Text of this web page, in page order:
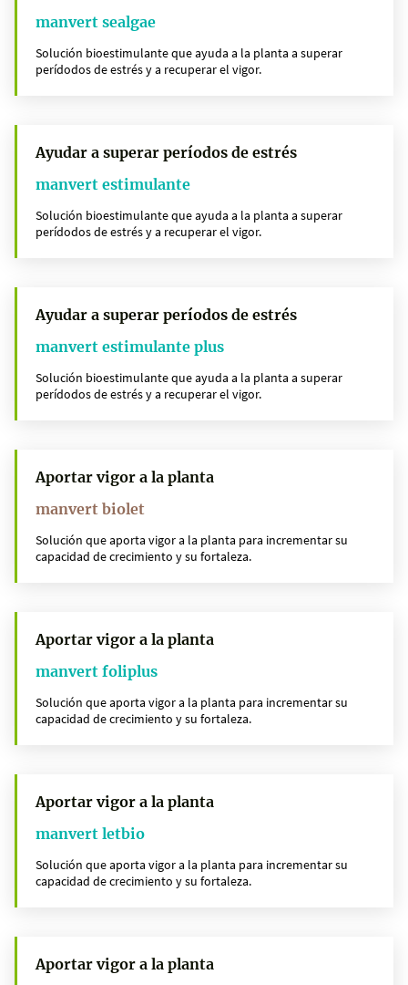
manvert sealgae
Solución bioestimulante que ayuda a la planta a superar
perídodos de estrés y a recuperar el vigor.
Ayudar a superar períodos de estrés
manvert estimulante
Solución bioestimulante que ayuda a la planta a superar
perídodos de estrés y a recuperar el vigor.
Ayudar a superar períodos de estrés
manvert estimulante plus
Solución bioestimulante que ayuda a la planta a superar
perídodos de estrés y a recuperar el vigor.
Aportar vigor a la planta
manvert biolet
Solución que aporta vigor a la planta para incrementar su
capacidad de crecimiento y su fortaleza.
Aportar vigor a la planta
manvert foliplus
Solución que aporta vigor a la planta para incrementar su
capacidad de crecimiento y su fortaleza.
Aportar vigor a la planta
manvert letbio
Solución que aporta vigor a la planta para incrementar su
capacidad de crecimiento y su fortaleza.
Aportar vigor a la planta